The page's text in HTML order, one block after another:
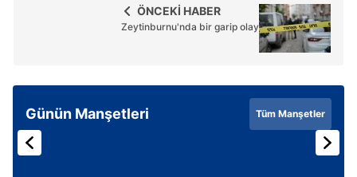
ÖNCEKİ HABER
Zeytinburnu'nda bir garip olay
Günün Manşetleri Tüm Manşetler